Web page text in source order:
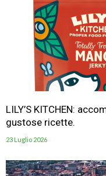
LILY’S KITCHEN:
gustose ricette.
23 Luglio 2026